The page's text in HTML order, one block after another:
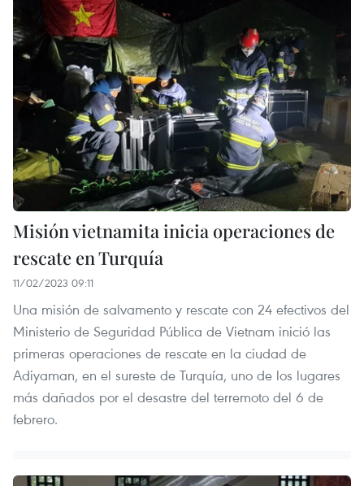
Misión vietnamita inicia operaciones de
rescate en Turquía
11/02/2023 09:11
Una misión de salvamento y rescate con 24 efectivos del
Ministerio de Seguridad Pública de Vietnam inició las
primeras operaciones de rescate en la ciudad de
Adiyaman, en el sureste de Turquía, uno de los lugares
más dañados por el desastre del terremoto del 6 de
febrero.